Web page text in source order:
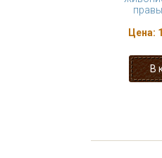
Цена: